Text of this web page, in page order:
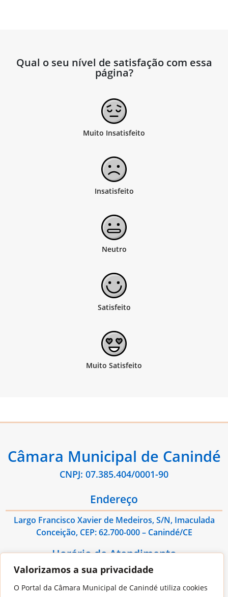
Valorizamos a sua privacidade
O Portal da Câmara Municipal de Canindé utiliza cookies
Qual o seu nível de satisfação com essa
página?
Câmara Municipal de Canindé
CNPJ: 07.385.404/0001-90
Endereço
Largo Francisco Xavier de Medeiros, S/N, Imaculada
Conceição, CEP: 62.700-000 – Canindé/CE
Horário de Atendimento
De Segunda à Sexta das 08:00hs às 13:00hs